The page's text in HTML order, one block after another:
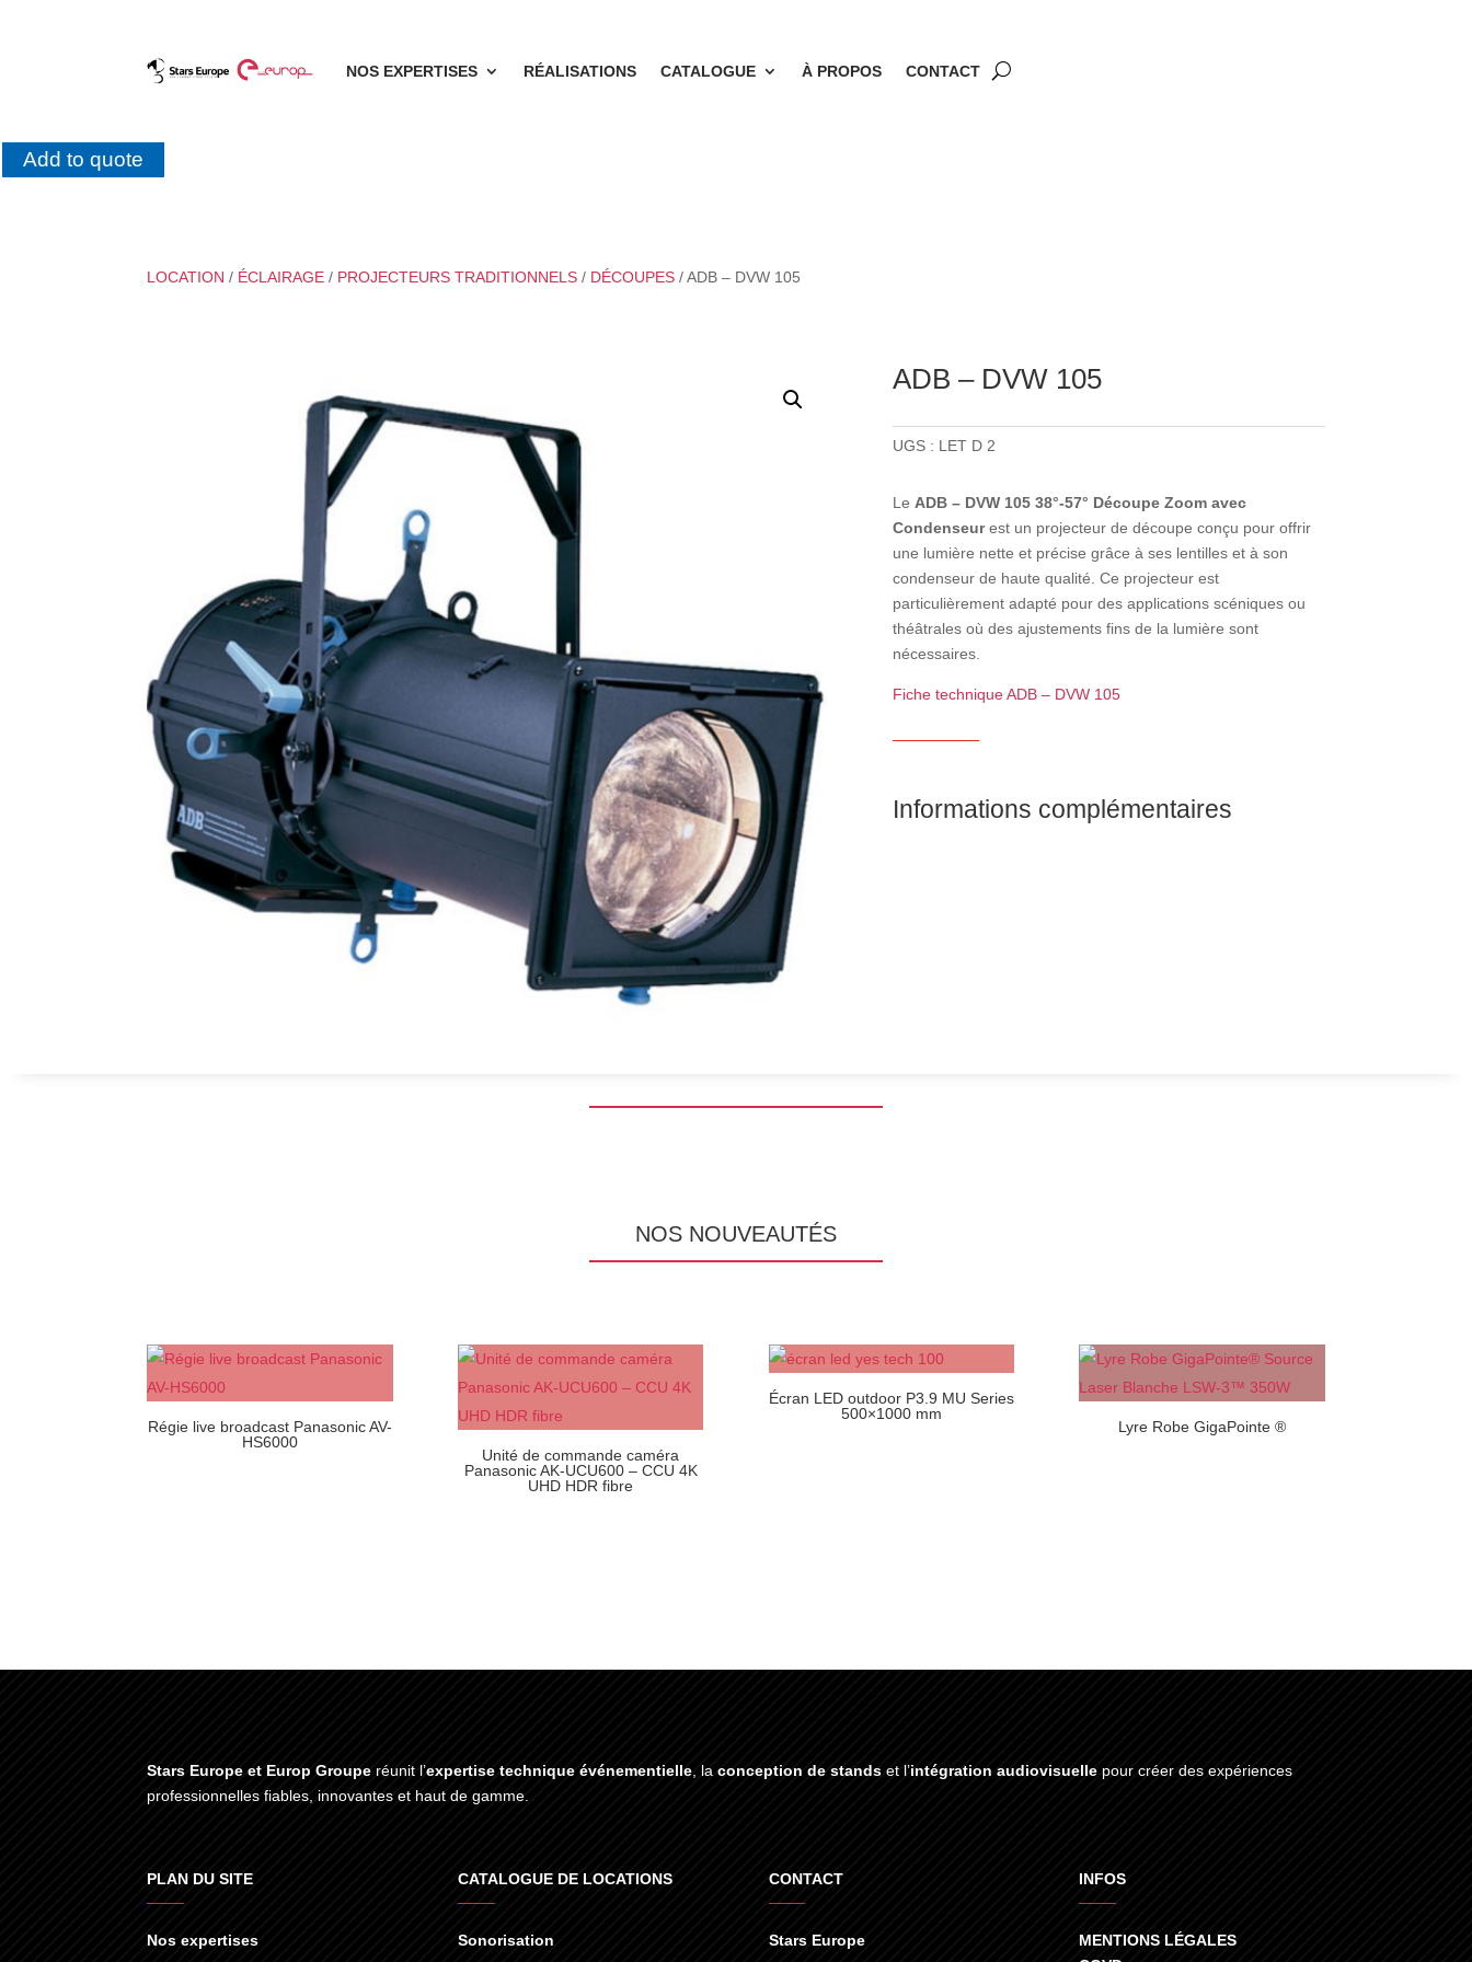
NOS EXPERTISES RÉALISATIONS CATALOGUE À PROPOS CONTACT
Add to quote
LOCATION / ÉCLAIRAGE / PROJECTEURS TRADITIONNELS / DÉCOUPES / ADB – DVW 105
ADB – DVW 105
UGS : LET D 2
Le ADB – DVW 105 38°-57° Découpe Zoom avec
Condenseurest un projecteur de découpe conçu pour offrir
une lumière nette et précise grâce à ses lentilles et à son
condenseur de haute qualité. Ce projecteur est
particulièrement adapté pour des applications scéniques ou
théâtrales où des ajustements fins de la lumière sont
nécessaires.
Fiche technique ADB – DVW 105
Informations complémentaires
NOS NOUVEAUTÉS
Régie live broadcast Panasonic AV-
HS6000
Unité de commande caméra
Panasonic AK-UCU600 – CCU 4K
UHD HDR fibre
Écran LED outdoor P3.9 MU Series
500×1000 mm
Lyre Robe GigaPointe ®
Stars Europe et Europ Groupe réunit l’expertise technique événementielle , laconception de stands et l’intégration audiovisuelle pour créer des expériences
professionnelles fiables, innovantes et haut de gamme.
PLAN DU SITE
Nos expertises
CATALOGUE DE LOCATIONS
Sonorisation
CONTACT
Stars Europe
INFOS
MENTIONS LÉGALES